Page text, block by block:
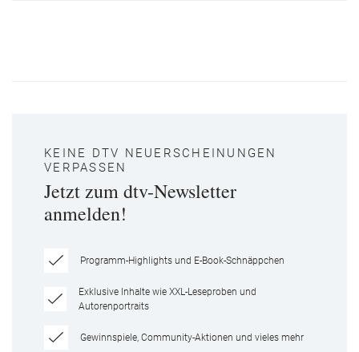
KEINE DTV NEUERSCHEINUNGEN
VERPASSEN
Jetzt zum dtv-Newsletter
anmelden!
Programm-Highlights und E-Book-Schnäppchen
Exklusive Inhalte wie XXL-Leseproben und
Autorenportraits
Gewinnspiele, Community-Aktionen und vieles mehr